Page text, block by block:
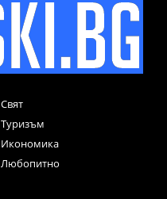
Свят
Туризъм
Икономика
Любопитно